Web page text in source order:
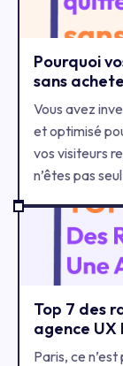
Pourquoi
sans
Vous avez
et optimisé
vos visiteurs
n’êtes pas
principales
Top 7 des
agence UX
Paris, ce